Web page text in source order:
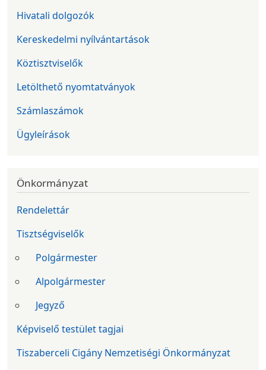
Hivatali dolgozók
Kereskedelmi nyílvántartások
Köztisztviselők
Letölthető nyomtatványok
Számlaszámok
Ügyleírások
Önkormányzat
Rendelettár
Tisztségviselők
Polgármester
Alpolgármester
Jegyző
Képviselő testület tagjai
Tiszaberceli Cigány Nemzetiségi Önkormányzat